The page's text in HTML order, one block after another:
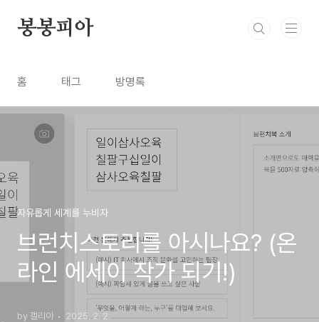
봉봉피아
홈 태그 방명록
자유롭게 세계를 누비자
브런치스토리를 아시나요? (온
라인 에세이 작가 되기!)
by 캘리아 2025. 2. 2.